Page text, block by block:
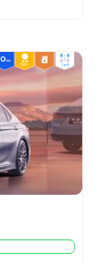
DOHC
4
92#
136
ТОП 1 2wd